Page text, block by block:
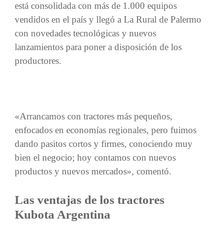
está consolidada con más de 1.000 equipos
vendidos en el país y llegó a La Rural de Palermo
con novedades tecnológicas y nuevos
lanzamientos para poner a disposición de los
productores.
«Arrancamos con tractores más pequeños,
enfocados en economías regionales, pero fuimos
dando pasitos cortos y firmes, conociendo muy
bien el negocio; hoy contamos con nuevos
productos y nuevos mercados», comentó.
Las ventajas de los tractores
Kubota Argentina